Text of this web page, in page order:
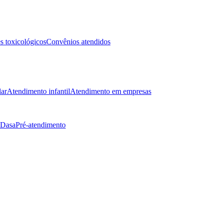
toxicológicosConvênios atendidos
Atendimento infantilAtendimento em empresas
Pré-atendimento